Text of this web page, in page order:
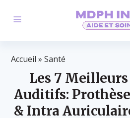
Accueil » Santé
Les 7
Auditifs:
& Intra